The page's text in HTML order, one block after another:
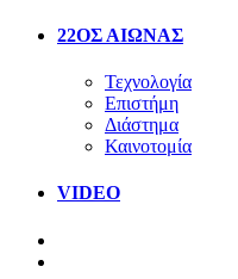
22ΟΣ ΑΙΩΝΑΣ
Τεχνολογία
Επιστήμη
Διάστημα
Καινοτομία
VIDEO